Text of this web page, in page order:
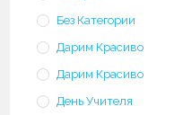
Без Категории
Дарим Красиво
Дарим Красиво
День Учителя